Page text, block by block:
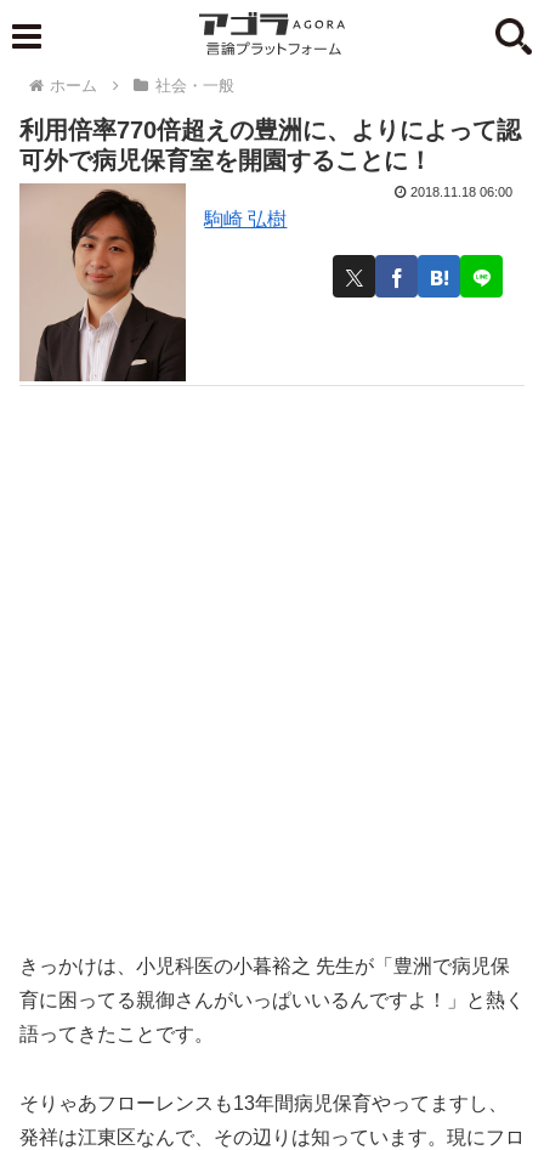
ホーム 社会・一般
利用倍率770倍超えの豊洲に、よりによって認
可外で病児保育室を開園することに！
駒崎 弘樹
2018.11.18 06:00
きっかけは、小児科医の小暮裕之 先生が「豊洲で病児保
育に困ってる親御さんがいっぱいいるんですよ！」と熱く
語ってきたことです。
そりゃあフローレンスも13年間病児保育やってますし、
発祥は江東区なんで、その辺りは知っています。現にフロ